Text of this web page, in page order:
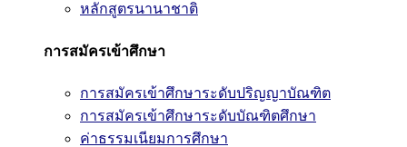
หลักสูตรนานาชาติ
การสมัครเข้าศึกษา
การสมัครเข้าศึกษาระดับปริญญาบัณฑิต
การสมัครเข้าศึกษาระดับบัณฑิตศึกษา
ค่าธรรมเนียมการศึกษา